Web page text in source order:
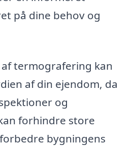
på dine behov og
termografering kan
af din ejendom, da
og
forhindre store
bygningens